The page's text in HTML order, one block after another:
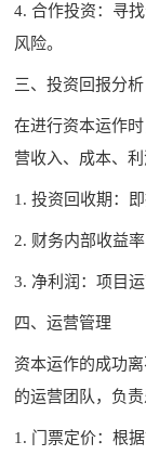
4. 合作投资：寻
风险。
三、投资回报分析
在进行资本运作
营收入、成本、
1. 投资回收期：
2. 财务内部收益
3. 净利润：项目
四、运营管理
资本运作的成功
的运营团队，负
1. 门票定价：根